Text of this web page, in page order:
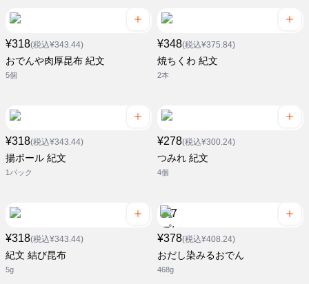
¥318(税込¥343.44)
おでんや肉厚昆布 紀文
5個
¥348(税込¥375.84)
焼ちくわ 紀文
2本
¥318(税込¥343.44)
揚ボール 紀文
1パック
¥278(税込¥300.24)
つみれ 紀文
4個
¥318(税込¥343.44)
紀文 結び昆布
5g
¥378(税込¥408.24)
おだし染みるおでん
468g